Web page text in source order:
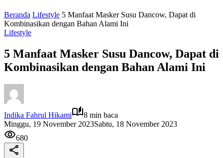
Beranda Lifestyle 5 Manfaat Masker Susu Dancow, Dapat di
Kombinasikan dengan Bahan Alami Ini
Lifestyle
5 Manfaat Masker Susu Dancow, Dapat di
Kombinasikan dengan Bahan Alami Ini
Indika Fahrul Hikami
8 min baca
Minggu, 19 November 2023Sabtu, 18 November 2023
680